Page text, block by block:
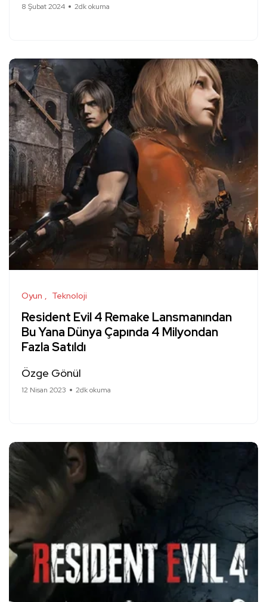
8 Şubat 2024 2dk okuma
Oyun Teknoloji
Resident Evil 4 Remake Lansmanından
Bu Yana Dünya Çapında 4 Milyondan
Fazla Satıldı
Özge Gönül
12 Nisan 2023 2dk okuma